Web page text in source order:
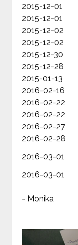
2015-12-01
2015-12-01
2015-12-02
2015-12-02
2015-12-30
2015-12-28
2015-01-13
2016-02-16
2016-02-22
2016-02-22
2016-02-27
2016-02-28
2016-03-01
2016-03-01
- Monika